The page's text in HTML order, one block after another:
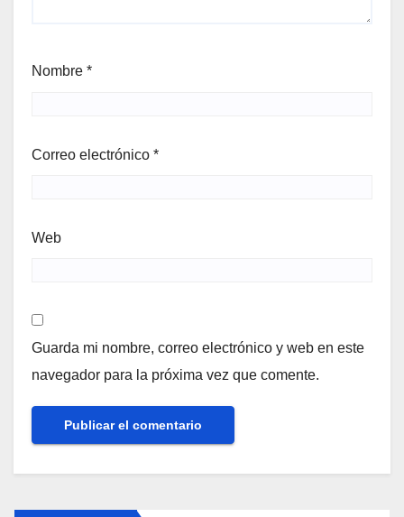
Nombre *
Correo electrónico *
Web
Guarda mi nombre, correo electrónico y web en este
navegador para la próxima vez que comente.